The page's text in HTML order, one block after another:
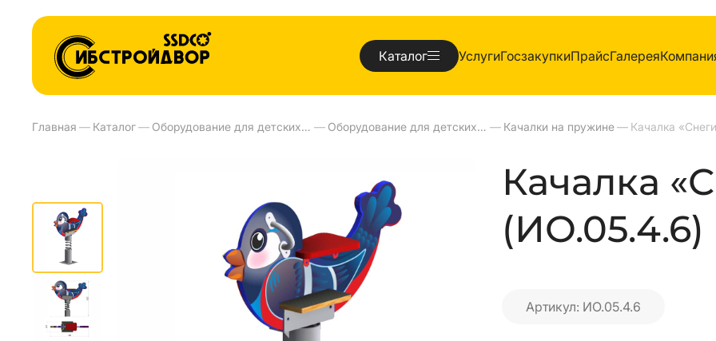
Каталог УслугиГосзакупкиПрайсГалерея
Главная — Каталог— Оборудование для детских площадок и детских садов — Оборудование для детских площадок — Качалки на пружине— Качалка
Качалка
(ИО.05.4.6)
Артикул: ИО.05.4.6